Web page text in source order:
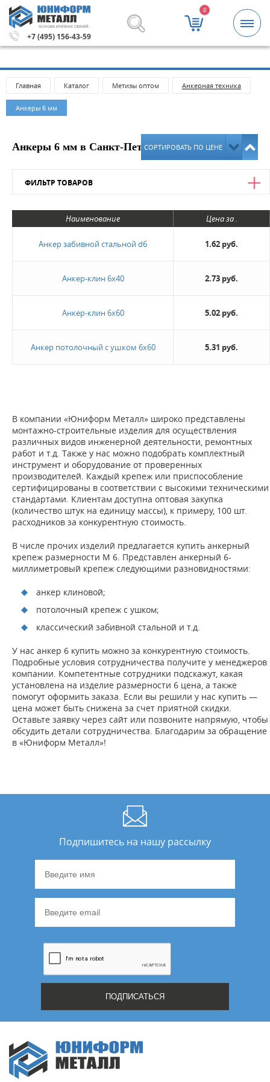
ОСНОВА КРЕПКИХ СВЯЗЕЙ
+7 (495) 156-43-59
0
рублей.Метизы и крепежные изделия оптом.
Главная Каталог Метизы оптом Анкерная техника
Анкеры 6 мм
Анкеры 6 мм в Санкт-ПетербургеСОРТИРОВАТЬ ПО ЦЕНЕ
ФИЛЬТР ТОВАРОВ
Цена
Величина скидки
Не нашли ничего подходящего?
Оставьте заявку - мы найдем то, что вам нужно
Жду звонка
Наименование Цена за .
Анкер забивной стальной d6 1.62 руб.
Анкер-клин 6х40 2.73 руб.
Анкер-клин 6х60 5.02 руб.
Анкер потолочный с ушком 6х60 5.31 руб.
В компании «Юниформ Металл» широко представлены
монтажно-строительные изделия для осуществления
различных видов инженерной деятельности, ремонтных
работ и т.д. Также у нас можно подобрать комплектный
инструмент и оборудование от проверенных
производителей. Каждый крепеж или приспособление
сертифицированы в соответствии с высокими техническими
стандартами. Клиентам доступна оптовая закупка
(количество штук на единицу массы), к примеру, 100 шт.
расходников за конкурентную стоимость.
В числе прочих изделий предлагается купить анкерный
крепеж размерности M 6. Представлен анкерный 6-
миллиметровый крепеж следующими разновидностями:
анкер клиновой;
потолочный крепеж с ушком;
классический забивной стальной и т.д.
У нас анкер 6 купить можно за конкурентную стоимость.
Подробные условия сотрудничества получите у менеджеров
компании. Компетентные сотрудники подскажут, какая
установлена на изделие размерности 6 цена, а также
помогут оформить заказа. Если вы решили у нас купить —
цена может быть снижена за счет приятной скидки.
Оставьте заявку через сайт или позвоните напрямую, чтобы
обсудить детали сотрудничества. Благодарим за обращение
в «Юниформ Металл»!
Подпишитесь на нашу рассылку